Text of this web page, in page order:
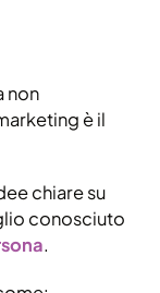
non
è il
chiare su
conosciuto
.